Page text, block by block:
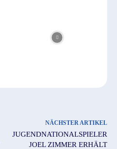
NÄCHSTER ARTIKEL
JUGENDNATIONALSPIELER
JOEL ZIMMER ERHÄLT